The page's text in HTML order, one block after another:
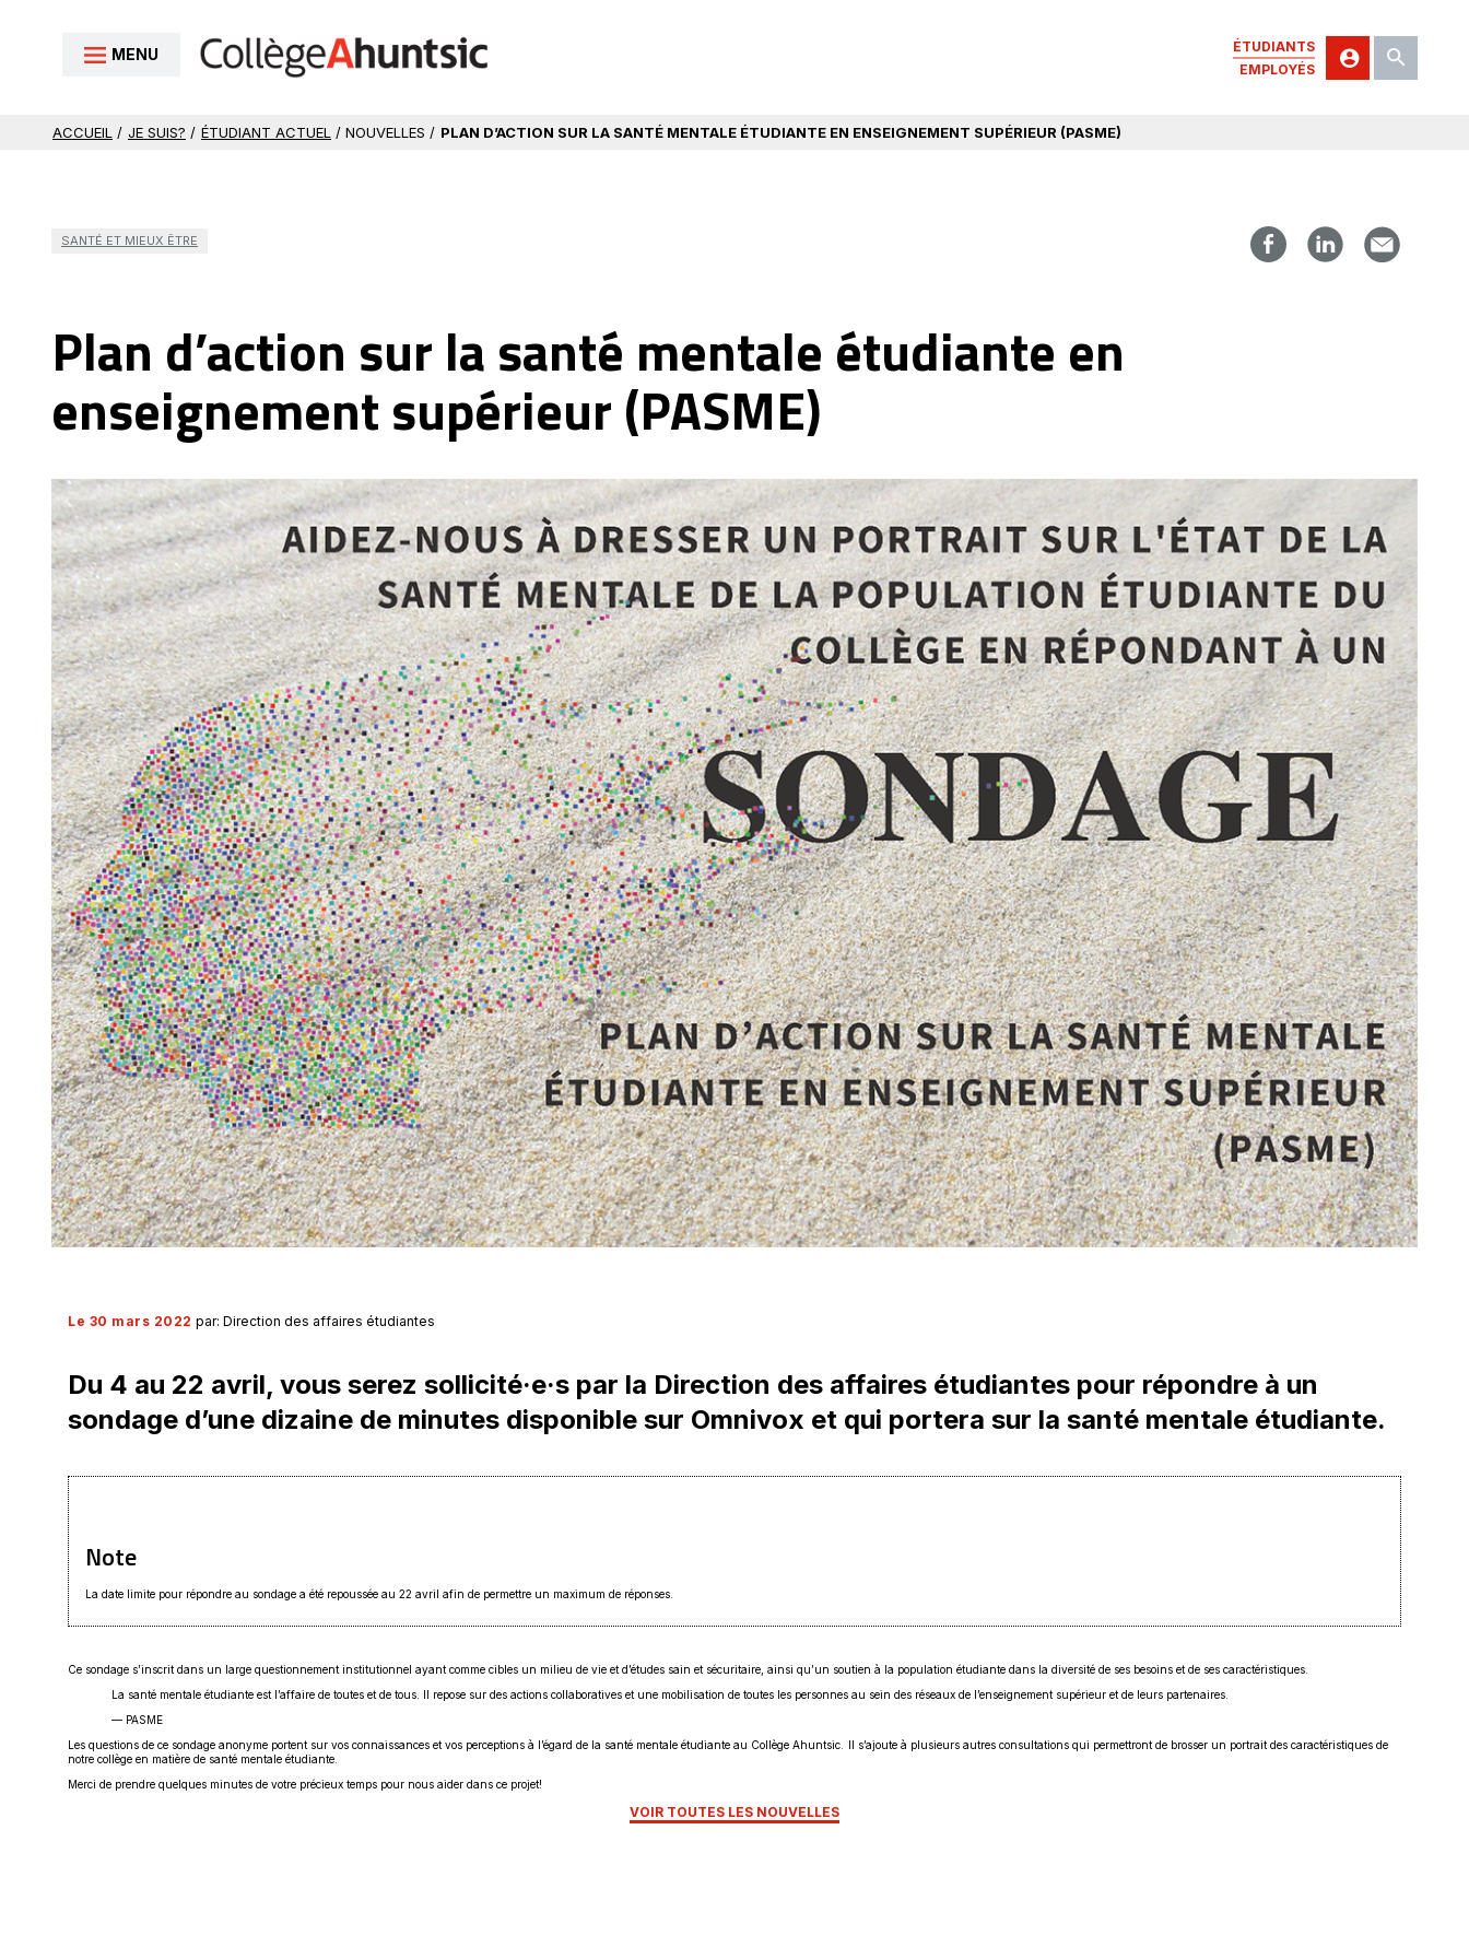
MENU
ÉTUDIANTS
EMPLOYÉS
ACCUEIL / JE SUIS? / ÉTUDIANT ACTUEL / NOUVELLES / PLAN D’ACTION SUR LA SANTÉ MENTALE ÉTUDIANTE EN ENSEIGNEMENT SUPÉRIEUR (PASME)
SANTÉ ET MIEUX ÊTRE
Plan d’action sur la santé mentale étudiante en
enseignement supérieur (PASME)
Le 30 mars 2022 par: Direction des affaires étudiantes
Du 4 au 22 avril, vous serez sollicité·e·s par la Direction des affaires étudiantes pour répondre à un
sondage d’une dizaine de minutes disponible sur Omnivox et qui portera sur la santé mentale étudiante.
Note
La date limite pour répondre au sondage a été repoussée au 22 avril afin de permettre un maximum de réponses.
Ce sondage s’inscrit dans un large questionnement institutionnel ayant comme cibles un milieu de vie et d’études sain et sécuritaire, ainsi qu’un soutien à la population étudiante dans la diversité de ses besoins et de ses caractéristiques.
La santé mentale étudiante est l’affaire de toutes et de tous. Il repose sur des actions collaboratives et une mobilisation de toutes les personnes au sein des réseaux de l’enseignement supérieur et de leurs partenaires.
— PASME
Les questions de ce sondage anonyme portent sur vos connaissances et vos perceptions à l’égard de la santé mentale étudiante au Collège Ahuntsic. Il s’ajoute à plusieurs autres consultations qui permettront de brosser un portrait des caractéristiques de
notre collège en matière de santé mentale étudiante.
Merci de prendre quelques minutes de votre précieux temps pour nous aider dans ce projet!
VOIR TOUTES LES NOUVELLES